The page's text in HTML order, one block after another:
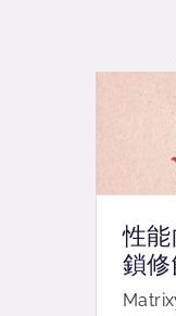
性
鎖修